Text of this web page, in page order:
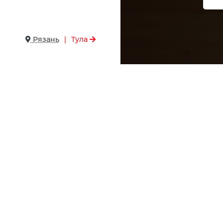
Рязань | Тула
Все права на публикуемые
информационный характер
планировочные решения,
Обработка персональных